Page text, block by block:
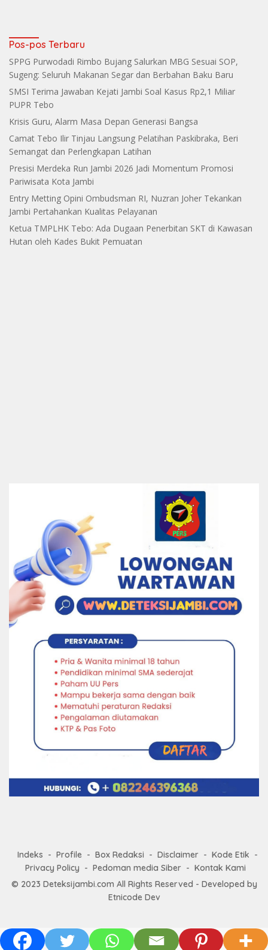
Pos-pos Terbaru
SPPG Purwodadi Rimbo Bujang Salurkan MBG Sesuai SOP,
Sugeng: Seluruh Makanan Segar dan Berbahan Baku Baru
SMSI Terima Jawaban Kejati Jambi Soal Kasus Rp2,1 Miliar
PUPR Tebo
Krisis Guru, Alarm Masa Depan Generasi Bangsa
Camat Tebo Ilir Tinjau Langsung Pelatihan Paskibraka, Beri
Semangat dan Perlengkapan Latihan
Presisi Merdeka Run Jambi 2026 Jadi Momentum Promosi
Pariwisata Kota Jambi
Entry Metting Opini Ombudsman RI, Nuzran Joher Tekankan
Jambi Pertahankan Kualitas Pelayanan
Ketua TMPLHK Tebo: Ada Dugaan Penerbitan SKT di Kawasan
Hutan oleh Kades Bukit Pemuatan
Indeks Profile Box Redaksi Disclaimer
Kode Etik
Privacy Policy
Pedoman media Siber
Kontak Kami
© 2023 Deteksijambi.com All Rights Reserved - Developed by
Etnicode Dev